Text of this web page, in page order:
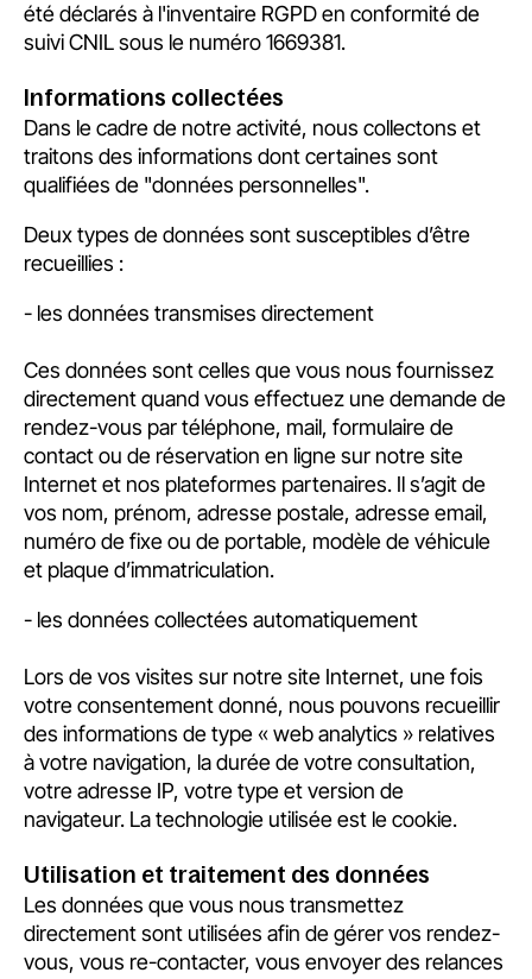
été déclarés à l'inventaire RGPD en conformité de
suivi CNIL sous le numéro 1669381.
Informations collectées
Dans le cadre de notre activité, nous collectons et
traitons des informations dont certaines sont
qualifiées de "données personnelles".
Deux types de données sont susceptibles d’être
recueillies :
- les données transmises directement
Ces données sont celles que vous nous fournissez
directement quand vous effectuez une demande de
rendez-vous par téléphone, mail, formulaire de
contact ou de réservation en ligne sur notre site
Internet et nos plateformes partenaires. Il s’agit de
vos nom, prénom, adresse postale, adresse email,
numéro de fixe ou de portable, modèle de véhicule
et plaque d’immatriculation.
- les données collectées automatiquement
Lors de vos visites sur notre site Internet, une fois
votre consentement donné, nous pouvons recueillir
des informations de type « web analytics » relatives
à votre navigation, la durée de votre consultation,
votre adresse IP, votre type et version de
navigateur. La technologie utilisée est le cookie.
Utilisation et traitement des données
Les données que vous nous transmettez
directement sont utilisées afin de gérer vos rendez-
vous, vous re-contacter, vous envoyer des relances